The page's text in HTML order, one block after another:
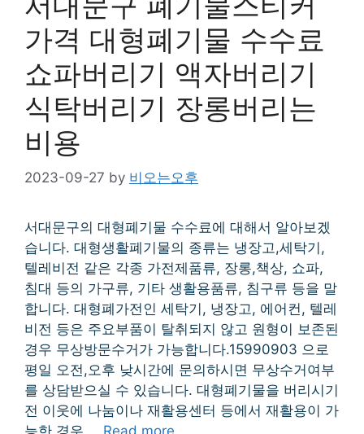
가격 대형폐기물 수수료
쇼파버리기 액자버리기
식탁버리기 장롱버리는
비용
2023-09-27 by 비오는오후
서대문구의 대형폐기물 수수료에 대해서 알아보겠
습니다. 대형생활폐기물의 종류는 냉장고,세탁기,
텔레비전 같은 각종 가전제품류, 장롱,책상, 쇼파,
침대 등의 가구류, 기타 생활용품류, 침구류 등을 말
합니다. 대형폐가전인 세탁기, 냉장고, 에어컨, 텔레
비전 등은 주요부품이 탈취되지 않고 원형이 보존된
경우 무상방문수거가 가능합니다.15990903 으로
평일 오전,오후 낮시간에 문의하시면 무상수거여부
를 상담받으실 수 있습니다. 대형폐기물을 버리시기
전 이웃에 나눔이나 재활용센터 등에서 재활용이 가
능한 경우 … Read more